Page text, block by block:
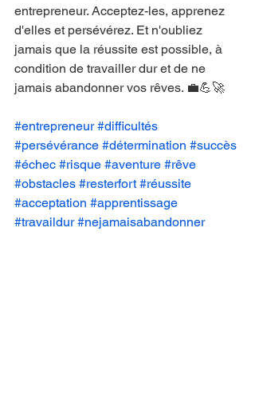
entrepreneur. Acceptez-les, apprenez
d'elles et persévérez. Et n'oubliez
jamais que la réussite est possible, à
condition de travailler dur et de ne
jamais abandonner vos rêves. 💼💪🚀
#entrepreneur #difficultés
#persévérance #détermination #succès
#échec #risque #aventure #rêve
#obstacles #resterfort #réussite
#acceptation #apprentissage
#travaildur #nejamaisabandonner